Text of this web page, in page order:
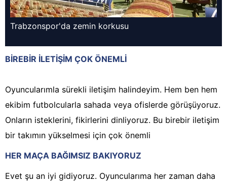
Trabzonspor'da zemin korkusu
BİREBİR İLETİŞİM ÇOK ÖNEMLİ
Oyuncularımla sürekli iletişim halindeyim. Hem ben hem
ekibim futbolcularla sahada veya ofislerde görüşüyoruz.
Onların isteklerini, fikirlerini dinliyoruz. Bu birebir iletişim
bir takımın yükselmesi için çok önemli
HER MAÇA BAĞIMSIZ BAKIYORUZ
Evet şu an iyi gidiyoruz. Oyuncularıma her zaman daha